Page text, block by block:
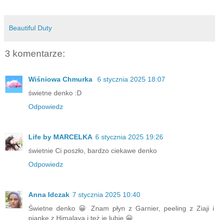
Beautiful Duty
3 komentarze:
Wiśniowa Chmurka
6 stycznia 2025 18:07
świetne denko :D
Odpowiedz
Life by MARCELKA 6 stycznia 2025 19:26
świetnie Ci poszło, bardzo ciekawe denko
Odpowiedz
Anna Idczak 7 stycznia 2025 10:40
Świetne denko 😀 Znam płyn z Garnier, peeling z Ziaji i
piankę z Himalaya i też je lubię 😀